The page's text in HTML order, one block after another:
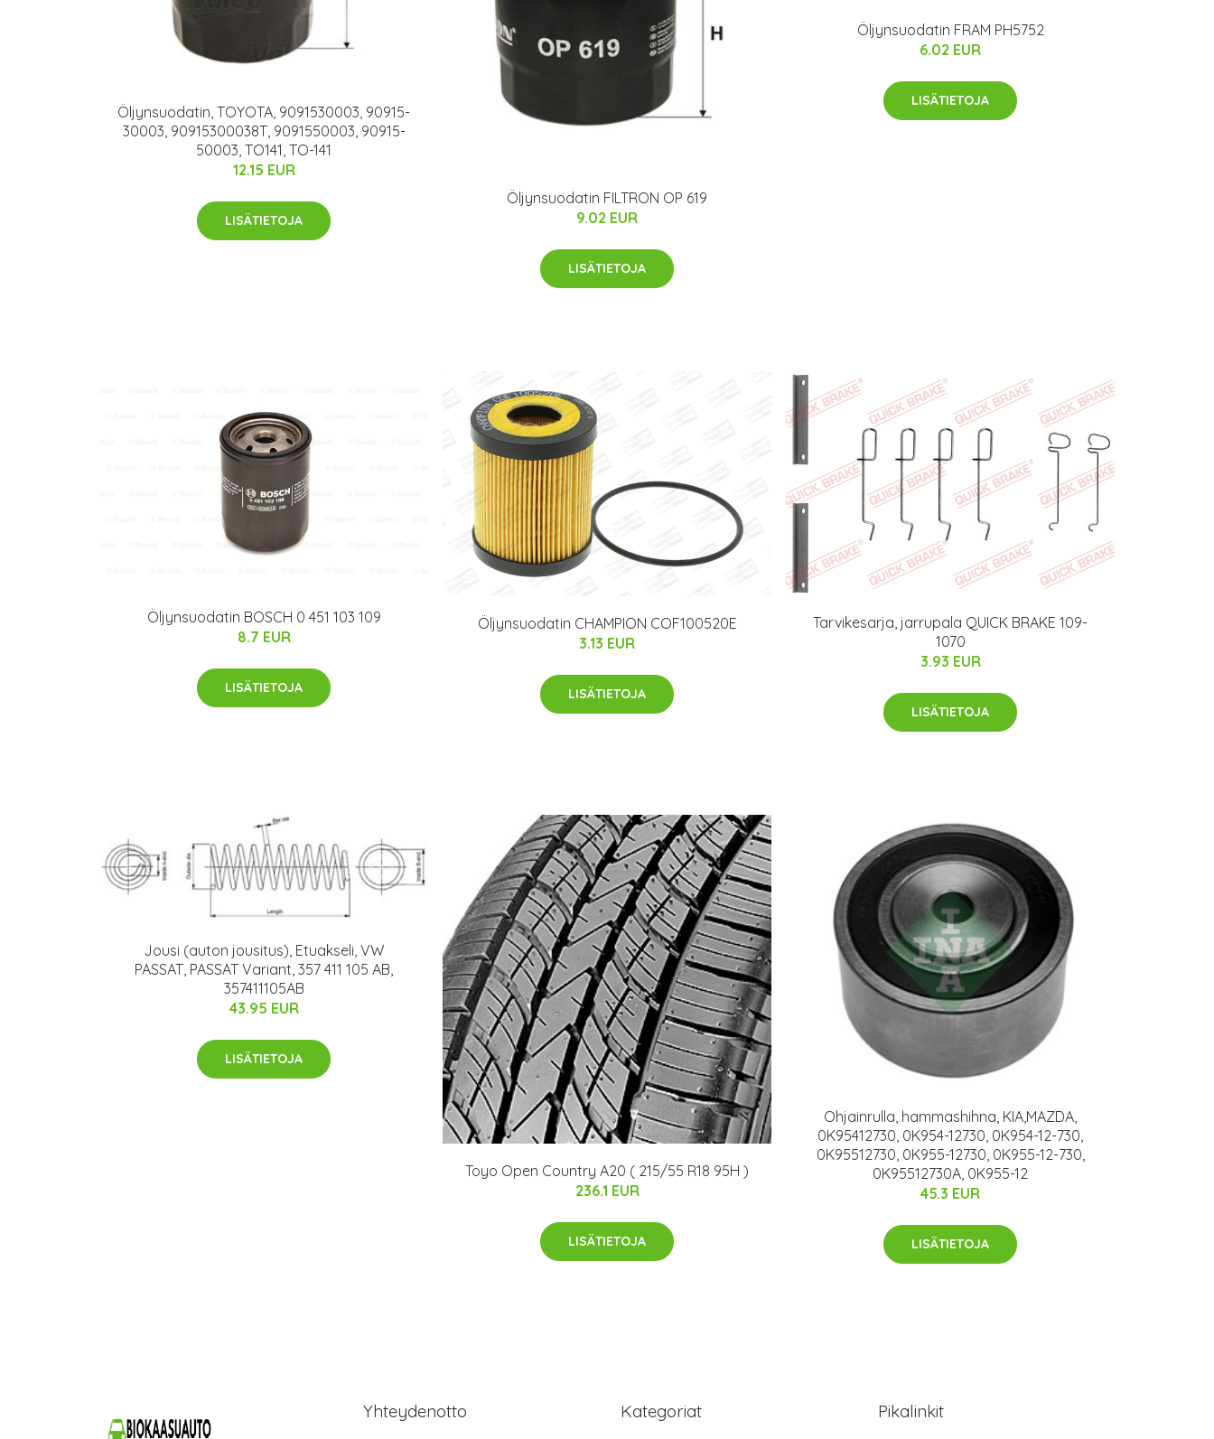
Öljynsuodatin, TOYOTA, 9091530003, 90915-
30003, 90915300038T, 9091550003, 90915-
50003, TO141, TO-141
12.15 EUR
LISÄTIETOJA
Öljynsuodatin FILTRON OP 619
9.02 EUR
LISÄTIETOJA
Öljynsuodatin FRAM PH5752
6.02 EUR
LISÄTIETOJA
Öljynsuodatin BOSCH 0 451 103 109
8.7 EUR
LISÄTIETOJA
Öljynsuodatin CHAMPION COF100520E
3.13 EUR
LISÄTIETOJA
Tarvikesarja, jarrupala QUICK BRAKE 109-
1070
3.93 EUR
LISÄTIETOJA
Jousi (auton jousitus), Etuakseli, VW
PASSAT, PASSAT Variant, 357 411 105 AB,
357411105AB
43.95 EUR
LISÄTIETOJA
Toyo Open Country A20 ( 215/55 R18 95H )
236.1 EUR
LISÄTIETOJA
Ohjainrulla, hammashihna, KIA,MAZDA,
0K95412730, 0K954-12730, 0K954-12-730,
0K95512730, 0K955-12730, 0K955-12-730,
0K95512730A, 0K955-12
45.3 EUR
LISÄTIETOJA
Yhteydenotto Kategoriat Pikalinkit